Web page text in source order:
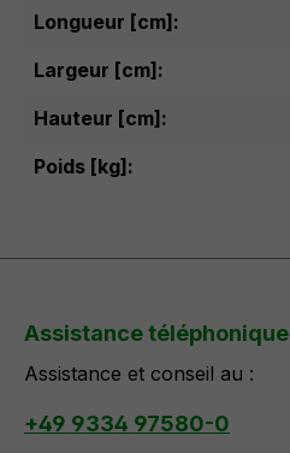
Longueur [cm]:
Largeur [cm]:
Hauteur [cm]:
Poids [kg]:
Assistance téléphonique
Assistance et conseil au :
+49 9334 97580-0